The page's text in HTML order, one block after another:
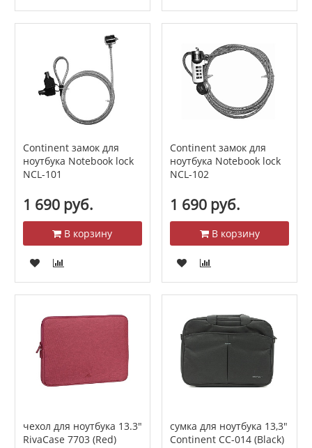
Continent замок для
ноутбука Notebook lock
NCL-101
1 690 руб.
В корзину
Continent замок для
ноутбука Notebook lock
NCL-102
1 690 руб.
В корзину
чехол для ноутбука 13.3"
RivaCase 7703 (Red)
сумка для ноутбука 13,3"
Continent CC-014 (Black)